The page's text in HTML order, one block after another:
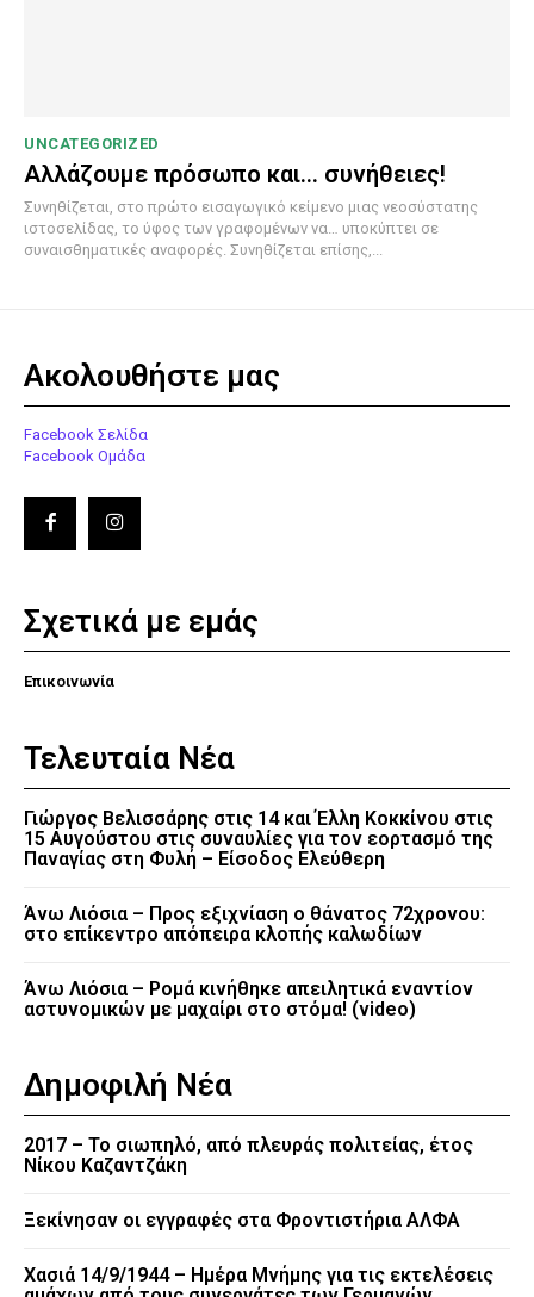
UNCATEGORIZED
Αλλάζουμε πρόσωπο και… συνήθειες!
Συνηθίζεται, στο πρώτο εισαγωγικό κείμενο μιας νεοσύστατης
ιστοσελίδας, το ύφος των γραφομένων να… υποκύπτει σε
συναισθηματικές αναφορές. Συνηθίζεται επίσης,...
Ακολουθήστε μας
Facebook Σελίδα
Facebook Ομάδα
Σχετικά με εμάς
Επικοινωνία
Τελευταία Νέα
Γιώργος Βελισσάρης στις 14 και Έλλη Κοκκίνου στις
15 Αυγούστου στις συναυλίες για τον εορτασμό της
Παναγίας στη Φυλή – Είσοδος Ελεύθερη
Άνω Λιόσια – Προς εξιχνίαση ο θάνατος 72χρονου:
στο επίκεντρο απόπειρα κλοπής καλωδίων
Άνω Λιόσια – Ρομά κινήθηκε απειλητικά εναντίον
αστυνομικών με μαχαίρι στο στόμα! (video)
Δημοφιλή Νέα
2017 – Το σιωπηλό, από πλευράς πολιτείας, έτος
Νίκου Καζαντζάκη
Ξεκίνησαν οι εγγραφές στα Φροντιστήρια ΑΛΦΑ
Χασιά 14/9/1944 – Ημέρα Μνήμης για τις εκτελέσεις